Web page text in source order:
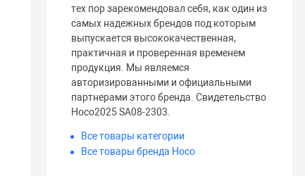
тех пор зарекомендовал себя, как один из
самых надежных брендов под которым
выпускается высококачественная,
практичная и проверенная временем
продукция. Мы являемся
авторизированными и официальными
партнерами этого бренда. Свидетельство
Hoco2025 SA08-2303.
Все товары категории
Все товары бренда Hoco